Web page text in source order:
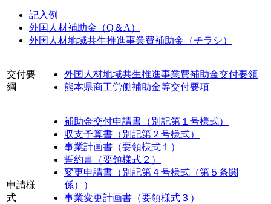
記入例
外国人材補助金（Q＆A）
外国人材地域共生推進事業費補助金（チラシ）
交付要
綱
外国人材地域共生推進事業費補助金交付要領
熊本県商工労働補助金等交付要項
申請様
式
補助金交付申請書（別記第１号様式）
収支予算書（別記第２号様式）
事業計画書（要領様式１）
誓約書（要領様式２）
変更申請書（別記第４号様式（第５条関
係））
事業変更計画書（要領様式３）